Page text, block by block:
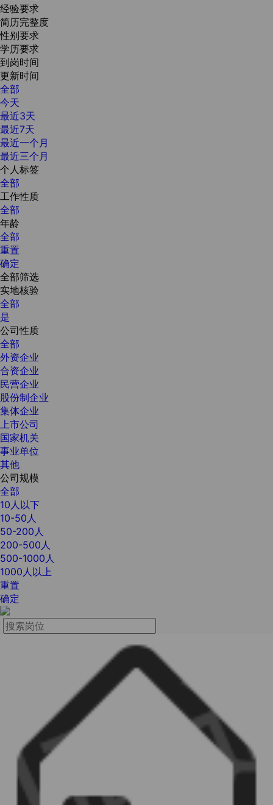
经验要求
简历完整度
性别要求
学历要求
到岗时间
更新时间
全部
今天
最近3天
最近7天
最近一个月
最近三个月
个人标签
全部
工作性质
全部
年龄
全部
重置
确定
全部筛选
实地核验
全部
是
公司性质
全部
外资企业
合资企业
民营企业
股份制企业
集体企业
上市公司
国家机关
事业单位
其他
公司规模
全部
10人以下
10-50人
50-200人
200-500人
500-1000人
1000人以上
重置
确定